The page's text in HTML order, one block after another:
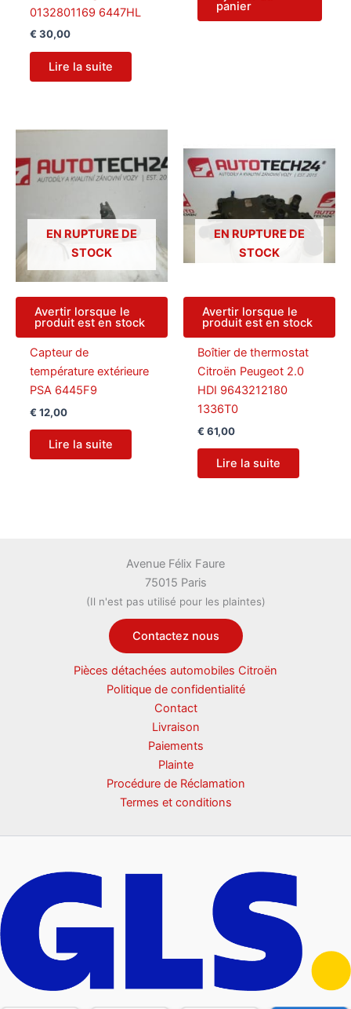
0132801169 6447HL
€ 30,00
Lire la suite
panier
EN RUPTURE DE
STOCK
Avertir lorsque le
produit est en stock
Capteur de
température extérieure
PSA 6445F9
€ 12,00
Lire la suite
EN RUPTURE DE
STOCK
Avertir lorsque le
produit est en stock
Boîtier de thermostat
Citroën Peugeot 2.0
HDI 9643212180
1336T0
€ 61,00
Lire la suite
Avenue Félix Faure
75015 Paris
(Il n'est pas utilisé pour les plaintes)
Contactez nous
Pièces détachées automobiles Citroën
Politique de confidentialité
Contact
Livraison
Paiements
Plainte
Procédure de Réclamation
Termes et conditions